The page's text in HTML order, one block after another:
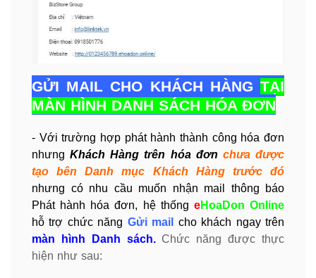
GỬI MAIL CHO KHÁCH HÀNG TẠI
MÀN HÌNH DANH SÁCH HÓA ĐƠN
- Với trường hợp phát hành thành công hóa đơn
nhưngKhách Hàng trên hóa đơn chưa được
tạo bên Danh mục Khách Hàng trước đó
nhưng có nhu cầu muốn nhận mail thông báo
Phát hành hóa đơn, hệ thống eHoaDon Online
hỗ trợ chức năng Gửi mail
cho khách ngay trên
màn hình Danh sách.Chức năng được thực
hiện như sau: